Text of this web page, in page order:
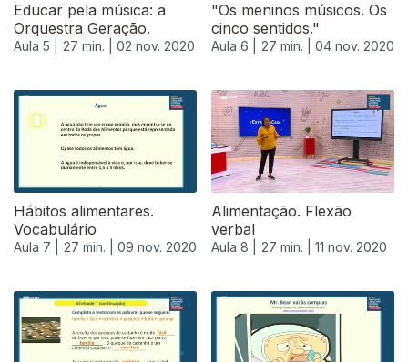
Educar pela música: a
Orquestra Geração.
Aula 5 | 27 min. | 02 nov. 2020
"Os meninos músicos. Os
cinco sentidos."
Aula 6 | 27 min. | 04 nov. 2020
Hábitos alimentares.
Vocabulário
Aula 7 | 27 min. | 09 nov. 2020
Alimentação. Flexão
verbal
Aula 8 | 27 min. | 11 nov. 2020